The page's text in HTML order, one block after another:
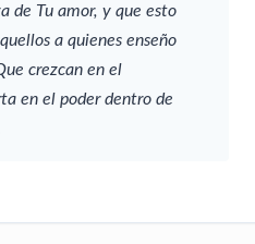
de Tu amor, y que esto
a quienes enseño
crezcan en el
en el poder dentro de